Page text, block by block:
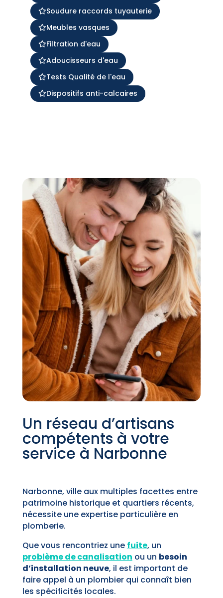
Soudure raccords tuyauterie
Meubles vasques
Filtration d'eau
Adoucisseurs d'eau
Tests Qualité de l'eau
Dispositifs anti-calcaires
Un réseau d’artisans
compétents à votre
service à Narbonne
Narbonne, ville aux multiples facettes entre
patrimoine historique et quartiers récents,
nécessite une expertise particulière en
plomberie.
Que vous rencontriez une fuite, un
problème de canalisation ou un besoin
d’installation neuve, il est important de
faire appel à un plombier qui connaît bien
les spécificités locales.